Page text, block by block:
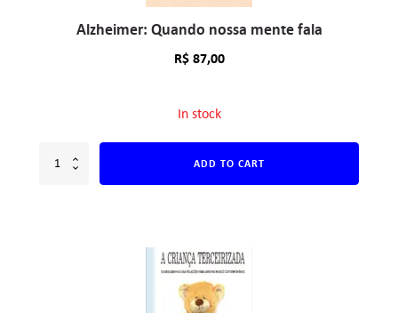
Alzheimer: Quando nossa mente fala
R$87,00
In stock
ADD TO CART